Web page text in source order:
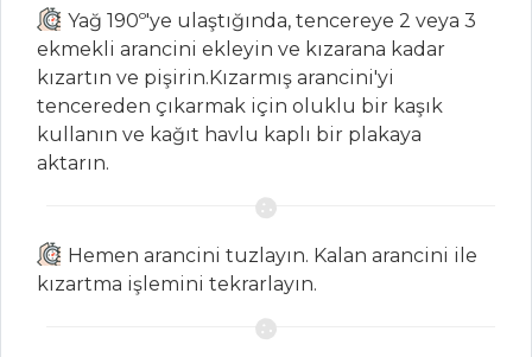
HAMUR İŞLERI
BÖĞÜRTLENLİ
VE AHUDUDULU
TART
ELMALI VE
ALFREDO
SOSLU, TAVUK ETLİ
Yağ 190º'ye ulaştığında, tencereye 2 veya 3
ekmekli arancini ekleyin ve kızarana kadar
kızartın ve pişirin.Kızarmış arancini'yi
tencereden çıkarmak için oluklu bir kaşık
kullanın ve kağıt havlu kaplı bir plakaya
aktarın.
Hemen arancini tuzlayın. Kalan arancini ile
kızartma işlemini tekrarlayın.